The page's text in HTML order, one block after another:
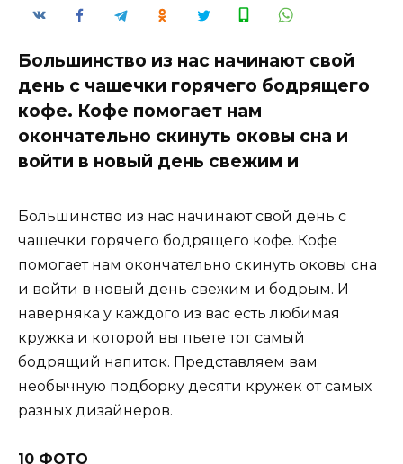
Большинство из нас начинают свой
день с чашечки горячего бодрящего
кофе. Кофе помогает нам
окончательно скинуть оковы сна и
войти в новый день свежим и
Большинство из нас начинают свой день с
чашечки горячего бодрящего кофе. Кофе
помогает нам окончательно скинуть оковы сна
и войти в новый день свежим и бодрым. И
наверняка у каждого из вас есть любимая
кружка и которой вы пьете тот самый
бодрящий напиток. Представляем вам
необычную подборку десяти кружек от самых
разных дизайнеров.
10 ФОТО